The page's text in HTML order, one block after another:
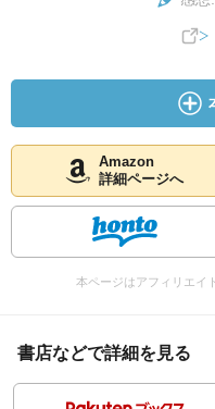
Amazon
詳細ページへ
本ページはアフィリエイ
書店などで詳細を見る